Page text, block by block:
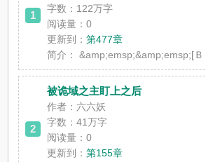
1
字数：122万字
阅读量：0
更新到：第477章
简介：
&amp;emsp;&amp;emsp;[
2
被诡域之主盯上之后
作者：六六妖
字数：41万字
阅读量：0
更新到：第155章